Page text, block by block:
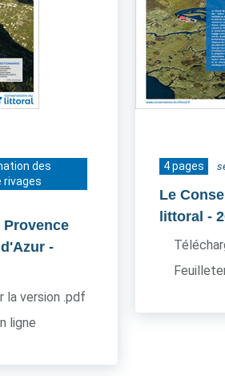
des
rivages
-
la version .pdf
ligne
4 pages
Le
littoral-